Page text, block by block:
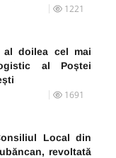
1221
al doilea cel mai
al Poștei
1691
Local din
revoltată